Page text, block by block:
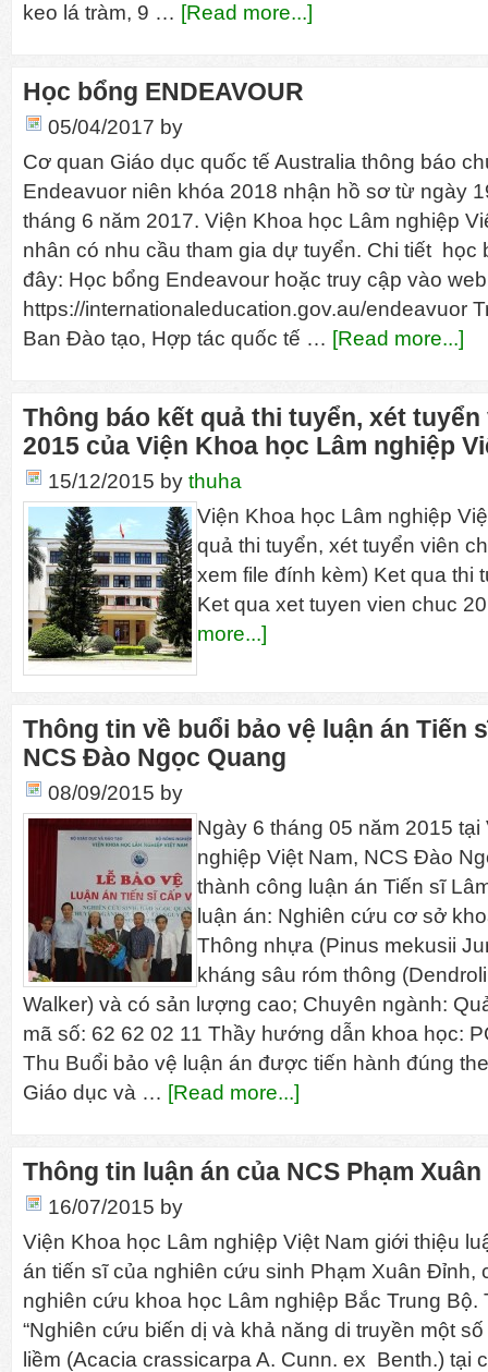
keo lá tràm, 9 … [Read more...]
Học bổng ENDEAVOUR
05/04/2017 by
Cơ quan Giáo dục quốc tế Australia thông báo
Endeavuor niên khóa 2018 nhận hồ sơ từ ngày
tháng 6 năm 2017. Viện Khoa học Lâm nghiệp
nhân có nhu cầu tham gia dự tuyển. Chi tiết học
đây: Học bổng Endeavour hoặc truy cập vào web
https://internationaleducation.gov.au/endeavuor
Ban Đào tạo, Hợp tác quốc tế … [Read more...]
Thông báo kết quả thi tuyển, xét
2015 của Viện Khoa học Lâm nghiệp
15/12/2015 by thuha
Viện Khoa học Lâm nghiệp
quả thi tuyển, xét tuyển viên
xem file đính kèm) Ket qua thi
Ket qua xet tuyen vien
more...]
Thông tin về buổi bảo vệ luận án Tiến
NCS Đào Ngọc Quang
08/09/2015 by
Ngày 6 tháng 05 năm 2015
nghiệp Việt Nam, NCS Đào
thành công luận án Tiến sĩ
luận án: Nghiên cứu cơ sở
Thông nhựa (Pinus mekusii
kháng sâu róm thông
Walker) và có sản lượng cao; Chuyên ngành:
mã số: 62 62 02 11 Thầy hướng dẫn khoa học:
Thu Buổi bảo vệ luận án được tiến hành đúng
Giáo dục và … [Read more...]
Thông tin luận án của NCS Phạm
16/07/2015 by
Viện Khoa học Lâm nghiệp Việt Nam giới thiệu
án tiến sĩ của nghiên cứu sinh Phạm Xuân Đỉnh,
nghiên cứu khoa học Lâm nghiệp Bắc Trung Bộ.
“Nghiên cứu biến dị và khả năng di truyền một
liềm (Acacia crassicarpa A. Cunn. ex Benth.) tại